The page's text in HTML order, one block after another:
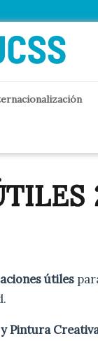
útiles
Pintura